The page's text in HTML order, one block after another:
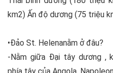
km2) Ấn độ dương (75 triệu
•Đảo St. Helenanằm ở đâu?
-Nằm giữa Đại tây dương ,